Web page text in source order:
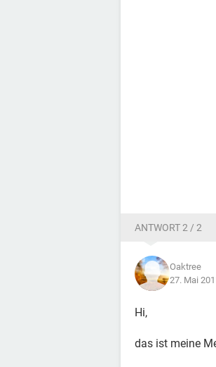
ANTWORT 2 / 2
Oaktree
27. Mai
Hi,
das ist meine